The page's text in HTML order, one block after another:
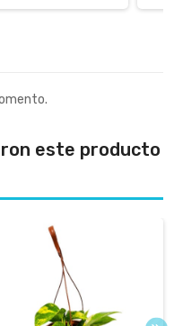
este producto